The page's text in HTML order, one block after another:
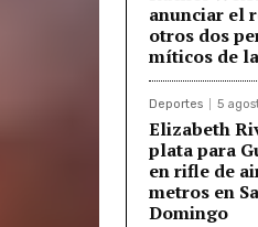
anunciar el
otros dos
míticos de
Deportes 5
Elizabeth
plata para
en rifle de
metros en
Domingo